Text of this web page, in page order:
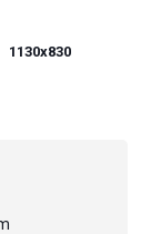
1130x830